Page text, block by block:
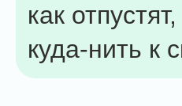
как
куда-нить к